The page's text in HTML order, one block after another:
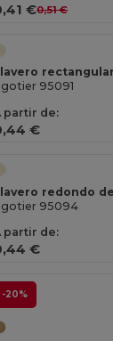
€0,51 €
95091
partir de:
€
redondo
95094
partir de:
€
-20%